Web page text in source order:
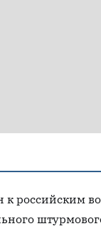
к российским